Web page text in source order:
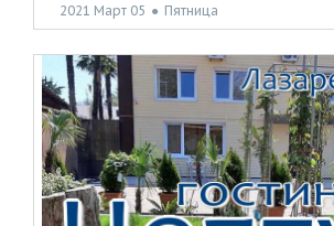
2021 Март 05 ● Пятница